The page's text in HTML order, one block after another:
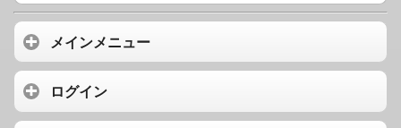
メインメニュー
ログイン